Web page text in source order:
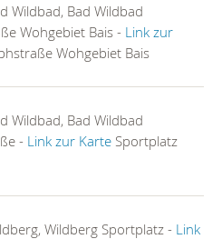
Wildbad, Bad Wildbad
Wohgebiet Bais - Link zur
Wohgebiet Bais
Wildbad, Bad Wildbad
- Link zur Karte Sportplatz
Wildberg Sportplatz - Link